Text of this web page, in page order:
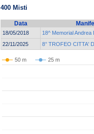
400 Misti
Data
18/05/2018
18^ Memorial Andrea
22/11/2025
8° TROFEO CITTA'
50 m 25 m